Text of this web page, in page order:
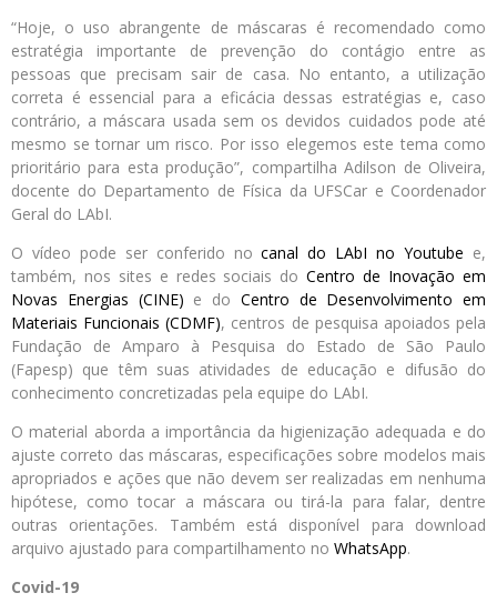
“Hoje, o uso abrangente de máscaras é recomendado como
estratégia importante de prevenção do contágio entre as
pessoas que precisam sair de casa. No entanto, a utilização
correta é essencial para a eficácia dessas estratégias e, caso
contrário, a máscara usada sem os devidos cuidados pode até
mesmo se tornar um risco. Por isso elegemos este tema como
prioritário para esta produção”, compartilha Adilson de Oliveira,
docente do Departamento de Física da UFSCar e Coordenador
Geral do LAbI.
O vídeo pode ser conferido nocanal do LAbI no Youtube e,
também, nos sites e redes sociais doCentro de Inovação em
Novas Energias (CINE) e do Centro de Desenvolvimento em
Materiais Funcionais (CDMF), centros de pesquisa apoiados pela
Fundação de Amparo à Pesquisa do Estado de São Paulo
(Fapesp) que têm suas atividades de educação e difusão do
conhecimento concretizadas pela equipe do LAbI.
O material aborda a importância da higienização adequada e do
ajuste correto das máscaras, especificações sobre modelos mais
apropriados e ações que não devem ser realizadas em nenhuma
hipótese, como tocar a máscara ou tirá-la para falar, dentre
outras orientações. Também está disponível para download
arquivo ajustado para compartilhamento no WhatsApp.
Covid-19